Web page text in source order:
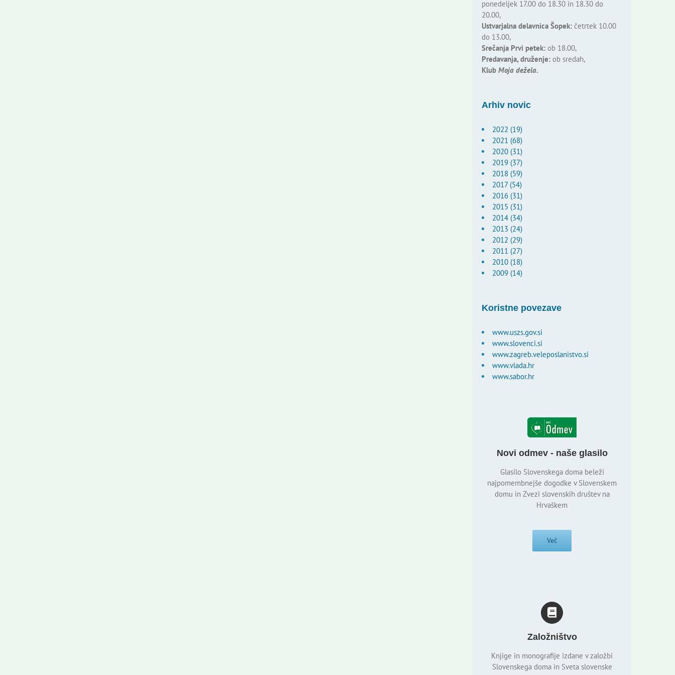
ponedeljek 17.00 do 18.30 in 18.30 do
20.00,
Ustvarjalna delavnica Šopek:četrtek 10.00
do 13.00,
Srečanja Prvi petek:ob 18.00,
Predavanja, druženje:ob sredah,
Klub Moja dežela.
Arhiv novic
2022 (19)
2021 (68)
2020 (31)
2019 (37)
2018 (59)
2017 (54)
2016 (31)
2015 (31)
2014 (34)
2013 (24)
2012 (29)
2011 (27)
2010 (18)
2009 (14)
Koristne povezave
www.uszs.gov.si
www.slovenci.si
www.zagreb.veleposlanistvo.si
www.vlada.hr
www.sabor.hr
Novi odmev - naše glasilo
Glasilo Slovenskega doma beleži
najpomembnejše dogodke v Slovenskem
domu in Zvezi slovenskih društev na
Hrvaškem
Več
Založništvo
Knjige in monografije izdane v založbi
Slovenskega doma in Sveta slovenske